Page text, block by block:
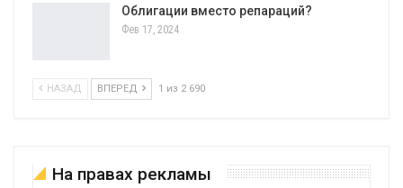
Облигации вместо репараций?
Фев 17, 2024
НАЗАД ВПЕРЕД 1 из 2 690
На правах рекламы